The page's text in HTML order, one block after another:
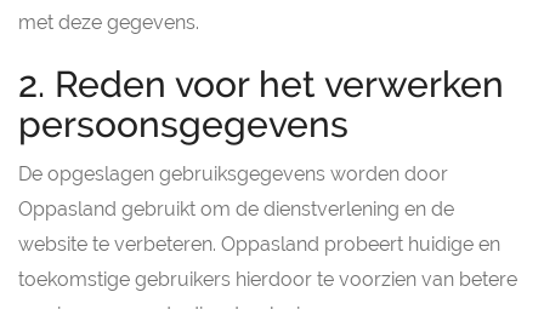
met deze gegevens.
2. Reden voor het verwerken
persoonsgegevens
De opgeslagen gebruiksgegevens worden door
Oppasland gebruikt om de dienstverlening en de
website te verbeteren. Oppasland probeert huidige en
toekomstige gebruikers hierdoor te voorzien van betere